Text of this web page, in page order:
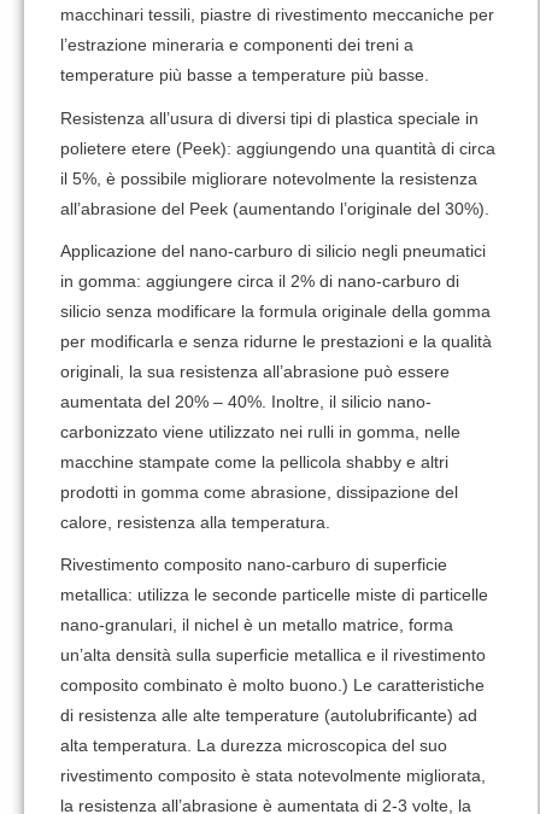
macchinari tessili, piastre di rivestimento meccaniche per
l’estrazione mineraria e componenti dei treni a
temperature più basse a temperature più basse.
Resistenza all’usura di diversi tipi di plastica speciale in
polietere etere (Peek): aggiungendo una quantità di circa
il 5%, è possibile migliorare notevolmente la resistenza
all’abrasione del Peek (aumentando l’originale del 30%).
Applicazione del nano-carburo di silicio negli pneumatici
in gomma: aggiungere circa il 2% di nano-carburo di
silicio senza modificare la formula originale della gomma
per modificarla e senza ridurne le prestazioni e la qualità
originali, la sua resistenza all’abrasione può essere
aumentata del 20% – 40%. Inoltre, il silicio nano-
carbonizzato viene utilizzato nei rulli in gomma, nelle
macchine stampate come la pellicola shabby e altri
prodotti in gomma come abrasione, dissipazione del
calore, resistenza alla temperatura.
Rivestimento composito nano-carburo di superficie
metallica: utilizza le seconde particelle miste di particelle
nano-granulari, il nichel è un metallo matrice, forma
un’alta densità sulla superficie metallica e il rivestimento
composito combinato è molto buono.) Le caratteristiche
di resistenza alle alte temperature (autolubrificante) ad
alta temperatura. La durezza microscopica del suo
rivestimento composito è stata notevolmente migliorata,
la resistenza all’abrasione è aumentata di 2-3 volte, la